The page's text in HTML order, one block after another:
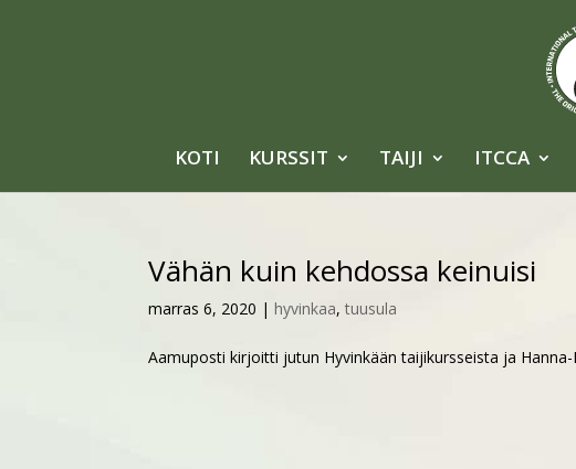
KOTI KURSSIT TAIJI ITCCA
Vähän kuin kehdossa keinuisi
marras 6, 2020 |hyvinkaa,tuusula
Aamuposti kirjoitti jutun Hyvinkään taijikursseista ja